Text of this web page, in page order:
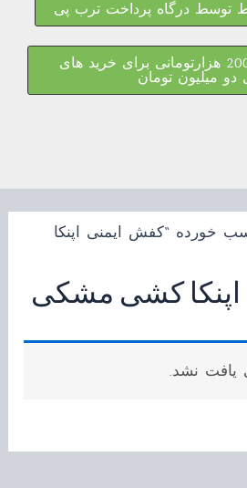
جایزه غیر نقدی 200 هزارتومانی برای خرید های
دو میلیون تومان
خورده “کفش ایمنی اپنکا
کشی مشکی
یافت نشد.